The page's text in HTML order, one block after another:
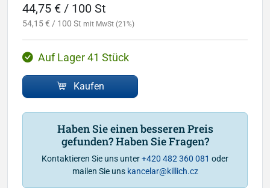
44,75 € / 100 St
54,15 € / 100 St mit MwSt (21%)
Auf Lager 41 Stück
Kaufen
Haben Sie einen besseren Preis
gefunden? Haben Sie Fragen?
Kontaktieren Sie uns unter+420 482 360 081 oder
mailen Sie uns kancelar@killich.cz